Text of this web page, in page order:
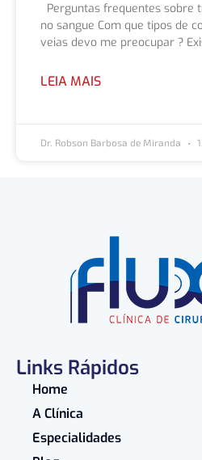
Perguntas frequentes sobre
no sangue Com que tipos de
veias devo me preocupar ?
LEIA MAIS
Dr. Robson Barbosa de Miranda
Links Rápidos
Home
A Clínica
Especialidades